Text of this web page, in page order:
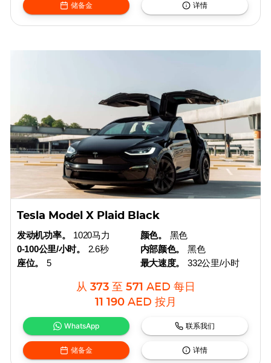
储备金 详情
Tesla Model X Plaid Black
发动机功率。
1020马力
0-100公里/小时。
2.6秒
座位。
5
颜色。
黑色
内部颜色。
黑色
最大速度。
332公里/小时
从 373 至 571 AED 每日
11 190 AED 按月
WhatsApp 联系我们
储备金 详情